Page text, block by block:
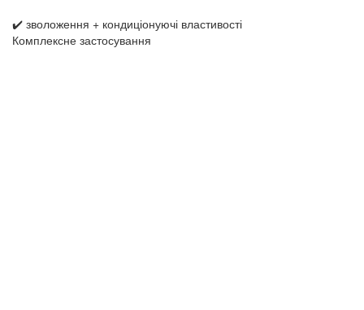
✔️ зволоження + кондиціонуючі властивості
Комплексне застосування